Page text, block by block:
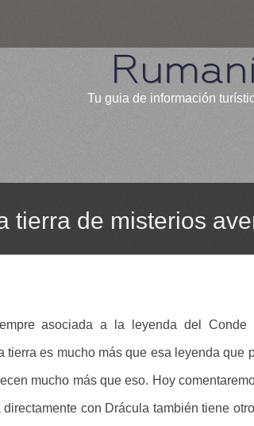
Tu guia de información
tierra de misterios
asociada a la leyenda del
tierra es mucho más que esa leyenda que
mucho más que eso. Hoy
con Drácula también tiene